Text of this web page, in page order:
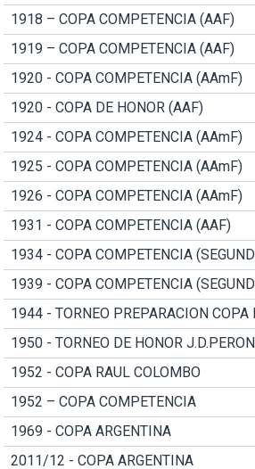
1918 – COPA COMPETENCIA (AAF)
1919 – COPA COMPETENCIA (AAF)
1920 - COPA COMPETENCIA (AAmF)
1920 - COPA DE HONOR (AAF)
1924 - COPA COMPETENCIA (AAmF)
1925 - COPA COMPETENCIA (AAmF)
1926 - COPA COMPETENCIA (AAmF)
1931 - COPA COMPETENCIA (AAF)
1934 - COPA COMPETENCIA
1939 - COPA COMPETENCIA
1944 - TORNEO PREPARACION COPA
1950 - TORNEO DE HONOR J.D.PERON
1952 - COPA RAUL COLOMBO
1952 – COPA COMPETENCIA
1969 - COPA ARGENTINA
2011/12 - COPA ARGENTINA